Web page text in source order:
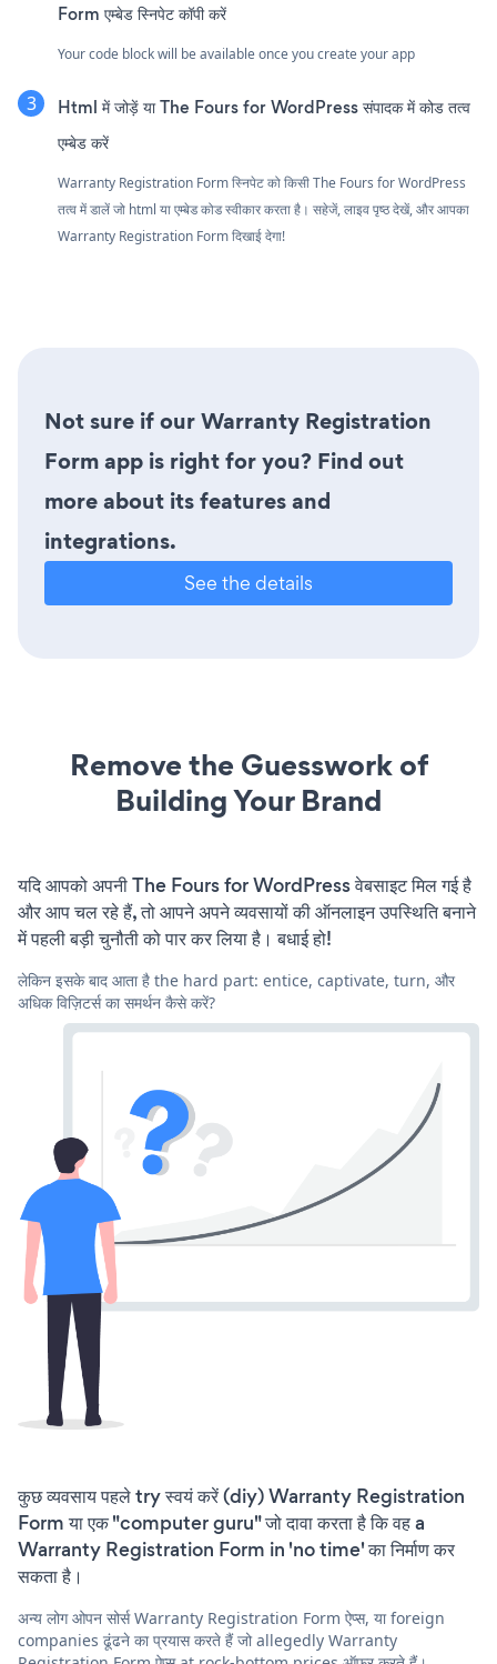
Form एम्बेड स्निपेट कॉपी करें
Your code block will be available once you create your app
Html में जोड़ें या The Fours for WordPress संपादक में कोड तत्व
एम्बेड करें
Warranty Registration Form स्निपेट को किसी The Fours for WordPress
तत्व में डालें जो html या एम्बेड कोड स्वीकार करता है। सहेजें, लाइव पृष्ठ देखें, और आपका
Warranty Registration Form दिखाई देगा!
Not sure if our Warranty Registration
Form app is right for you? Find out
more about its features and
integrations.
See the details
Remove the Guesswork of
Building Your Brand
यदि आपको अपनी The Fours for WordPress वेबसाइट मिल गई है
और आप चल रहे हैं, तो आपने अपने व्यवसायों की ऑनलाइन उपस्थिति बनाने
में पहली बड़ी चुनौती को पार कर लिया है। बधाई हो!
लेकिन इसके बाद आता है the hard part: entice, captivate, turn, और
अधिक विज़िटर्स का समर्थन कैसे करें?
कुछ व्यवसाय पहले try स्वयं करें (diy) Warranty Registration
Form या एक "computer guru" जो दावा करता है कि वह a
Warranty Registration Form in 'no time' का निर्माण कर
सकता है।
अन्य लोग ओपन सोर्स Warranty Registration Form ऐप्स, या foreign
companies ढूंढने का प्रयास करते हैं जो allegedly Warranty